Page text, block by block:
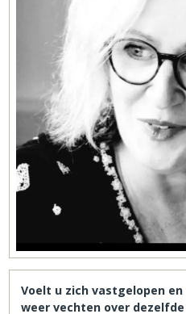
Voelt u zich vastgelopen
weer vechten over